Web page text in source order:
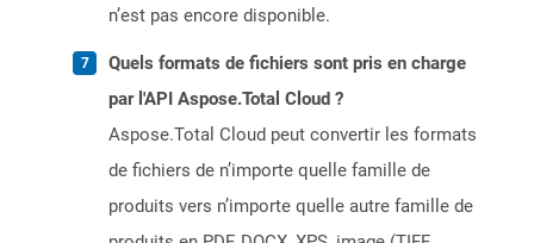
n’est pas encore disponible.
Quels formats de fichiers sont pris en charge
par l'API Aspose.Total Cloud ?
Aspose.Total Cloud peut convertir les formats
de fichiers de n’importe quelle famille de
produits vers n’importe quelle autre famille de